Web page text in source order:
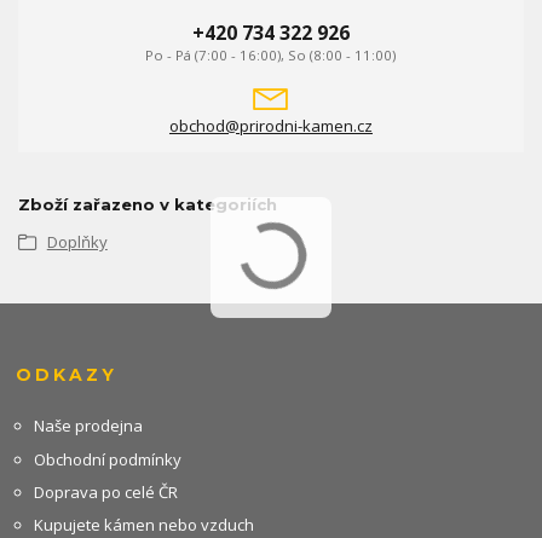
+420 734 322 926
Po - Pá (7:00 - 16:00), So (8:00 - 11:00)
obchod@prirodni-kamen.cz
Zboží zařazeno v kategoriích
Doplňky
ODKAZY
Naše prodejna
Obchodní podmínky
Doprava po celé ČR
Kupujete kámen nebo vzduch